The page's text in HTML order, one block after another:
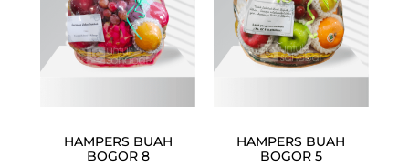
HAMPERS BUAH
BOGOR 8
HAMPERS BUAH
BOGOR 5